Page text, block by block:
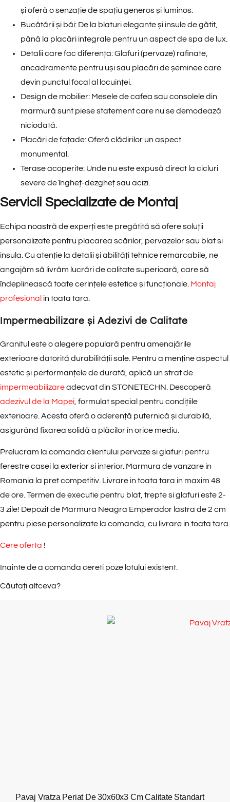
și oferă o senzație de spațiu generos și luminos.
Bucătării și băi: De la blaturi elegante și insule de gătit,
până la placări integrale pentru un aspect de spa de lux.
Detalii care fac diferența: Glafuri (pervaze) rafinate,
ancadramente pentru uși sau placări de șeminee care
devin punctul focal al locuinței.
Design de mobilier: Mesele de cafea sau consolele din
marmură sunt piese statement care nu se demodează
niciodată.
Placări de fațade: Oferă clădirilor un aspect
monumental.
Terase acoperite: Unde nu este expusă direct la cicluri
severe de îngheț-dezgheț sau acizi.
Servicii Specializate de Montaj
Echipa noastră de experți este pregătită să ofere soluții
personalizate pentru placarea scărilor, pervazelor sau blat si
insula. Cu atenție la detalii și abilități tehnice remarcabile, ne
angajăm să livrăm lucrări de calitate superioară, care să
îndeplinească toate cerințele estetice și funcționale. Montaj
profesional in toata tara.
Impermeabilizare și Adezivi de Calitate
Granitul este o alegere populară pentru amenajările
exterioare datorită durabilității sale. Pentru a menține aspectul
estetic și performanțele de durată, aplică un strat de
impermeabilizareadecvat din STONETECHN. Descoperă
adezivul de la Mapei , formulat special pentru condițiile
exterioare. Acesta oferă o aderență puternică și durabilă,
asigurând fixarea solidă a plăcilor în orice mediu.
Prelucram la comanda clientului pervaze si glafuri pentru
ferestre casei la exterior si interior. Marmura de vanzare in
Romania la pret competitiv. Livrare in toata tara in maxim 48
de ore. Termen de executie pentru blat, trepte si glafuri este 2-
3 zile! Depozit de Marmura Neagra Emperador lastra de 2 cm
pentru piese personalizate la comanda, cu livrare in toata tara.
Cere oferta !
Inainte de a comanda cereti poze lotului existent.
Căutați altceva?
Pavaj Vratza Periat De 30x60x3 Cm Calitate Standart